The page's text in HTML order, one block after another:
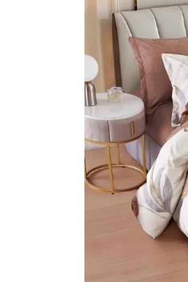
Lenjerii Creponate
Lenjerii de finet Iprimate Digital
Lenjerii de pat Bumbac 100%
Lenjerii de pat Finet + 2 Draperii
Lenjerii de pat Saten 4 piese cu